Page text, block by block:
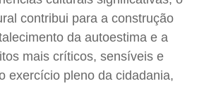
contribui para a construção
da autoestima e a
mais críticos, sensíveis e
exercício pleno da cidadania,